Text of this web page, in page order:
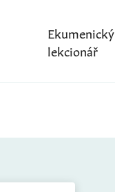
Ekumenický
lekcionář